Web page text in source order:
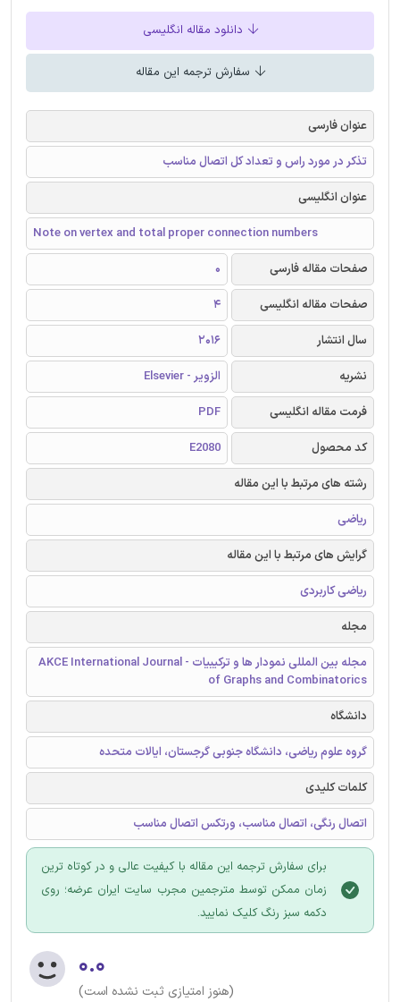
دانلود مقاله انگلیسی
سفارش ترجمه این مقاله
عنوان فارسی
تذکر در مورد راس و تعداد کل اتصال مناسب
عنوان انگلیسی
Note on vertex and total proper connection numbers
صفحات مقاله فارسی
0
صفحات مقاله انگلیسی
4
سال انتشار
2016
نشریه
الزویر - Elsevier
فرمت مقاله انگلیسی
PDF
کد محصول
E2080
رشته های مرتبط با این مقاله
ریاضی
گرایش های مرتبط با این مقاله
ریاضی کاربردی
مجله
مجله بین المللی نمودار ها و ترکیبیات - AKCE International Journal
of Graphs and Combinatorics
دانشگاه
گروه علوم ریاضی، دانشگاه جنوبی گرجستان، ایالات متحده
کلمات کلیدی
اتصال رنگی، اتصال مناسب، ورتکس اتصال مناسب
برای سفارش ترجمه این مقاله با کیفیت عالی و در کوتاه ترین
زمان ممکن توسط مترجمین مجرب سایت ایران عرضه؛ روی
دکمه سبز رنگ کلیک نمایید.
۰.۰
(هنوز امتیازی ثبت نشده است)